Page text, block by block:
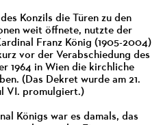
Konzils die Türen zu den
weit öffnete, nutzte der
Franz König (1905-2004)
vor der Verabschiedung des
1964 in Wien die kirchliche
(Das Dekret wurde am 21.
VI. promulgiert.)
Königs war es damals, das